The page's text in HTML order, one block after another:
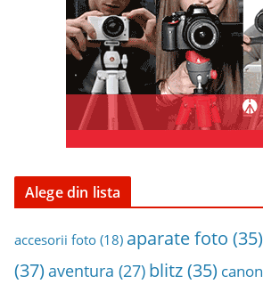
Alege din lista
accesorii foto (18) aparate foto (35)
(37) aventura (27) blitz(35) canon